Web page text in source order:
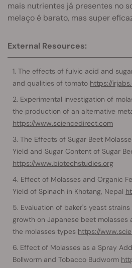
mais nutrientes já presentes no
melaço é barato, mas super
External Resources:
The effects of fulvic acid and
and qualities of tomato https://
Experimental investigation of
the production of an alternative
https://www.sciencedirect.com
The Effects of Sugar Beet
Yield and Sugar Content of Sugar
https://www.biotechstudies.org
Effect of Molasses and Organic
Yield of Spinach in Khotang, Nepal
Evaluation of baker's yeast
growth on Japanese beet
the molasses types https://
Effect of Molasses as a Spray
Bollworm and Tobacco Budworm